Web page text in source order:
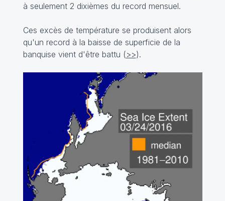
à seulement 2 dixièmes du record mensuel.
Ces excès de température se produisent alors
qu'un record à la baisse de superficie de la
banquise vient d'être battu (>>).